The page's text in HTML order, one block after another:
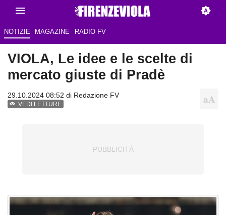
NOTIZIE MAGAZINE RADIO FV
VIOLA, Le idee e le scelte di
mercato giuste di Pradè
29.10.2024 08:52 di Redazione FV
VEDI LETTURE